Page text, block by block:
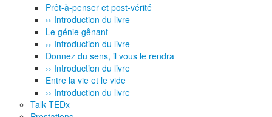
Prêt-à-penser et post-vérité
›› Introduction du livre
Le génie gênant
›› Introduction du livre
Donnez du sens, il vous le rendra
›› Introduction du livre
Entre la vie et le vide
›› Introduction du livre
Talk TEDx